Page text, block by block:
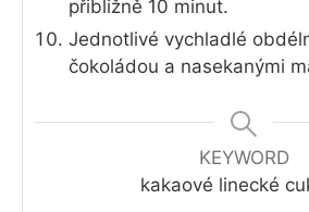
přibližně 10 minut.
Jednotlivé vychladlé
čokoládou a nasekanými
KEYWORD
kakaové linecké